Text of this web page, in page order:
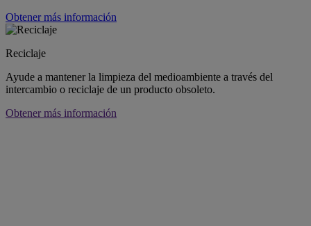
Obtener más información
Reciclaje
Ayude a mantener la limpieza del medioambiente a través del
intercambio o reciclaje de un producto obsoleto.
Obtener más información